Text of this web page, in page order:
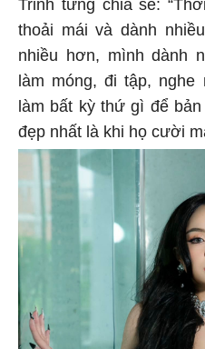
thoải mái và dành
nhiều hơn, mình dành
làm móng, đi tập, nghe
làm bất kỳ thứ gì để
đẹp nhất là khi họ cười